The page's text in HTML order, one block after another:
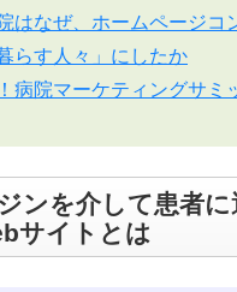
はなぜ、ホームページコ
らす人々」にしたか
病院マーケティングサミ
ンを介して患者
サイトとは